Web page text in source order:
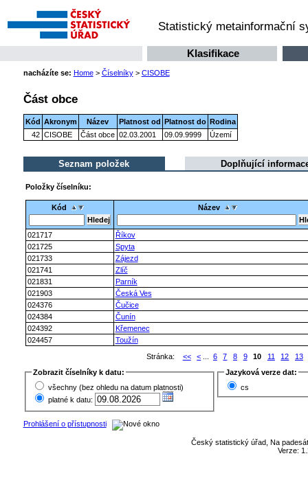
Statistický metainformační
Klasifikace
nacházíte se: Home> Číselníky> CISOBE
Část obce
Kód Akronym Název Platnost od Platnost do Rodina
42 CISOBE Část obce 02.03.2001 09.09.9999 Území
Seznam položek Doplňující
Položky číselníku:
Kód Název
021717
Říkov
021725
Spyta
021733
Zájezd
021741
Zlíč
021831
Parník
021903
Česká Ves
024376
Čučice
024384
Čunín
024392
Křemenec
024457
Toužín
Stránka:
<< < 6 7 8 9 10 11 12
13
Zobrazit číselníky k datu:
všechny (bez ohledu na datum platnosti)
platné k datu:
Jazyková verze dat:
cs
Prohlášení o přístupnosti
Český statistický úřad, Na
Verze: